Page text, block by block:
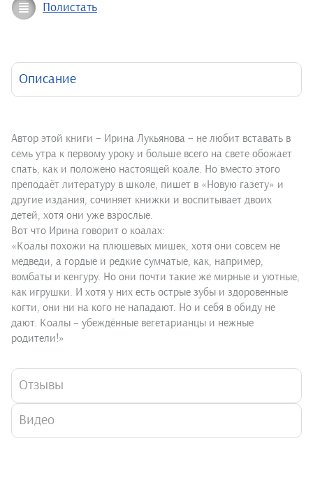
Полистать
Описание
Автор этой книги – Ирина Лукьянова – не любит вставать в
семь утра к первому уроку и больше всего на свете обожает
спать, как и положено настоящей коале. Но вместо этого
преподаёт литературу в школе, пишет в «Новую газету» и
другие издания, сочиняет книжки и воспитывает двоих
детей, хотя они уже взрослые.
Вот что Ирина говорит о коалах:
«Коалы похожи на плюшевых мишек, хотя они совсем не
медведи, а гордые и редкие сумчатые, как, например,
вомбаты и кенгуру. Но они почти такие же мирные и уютные,
как игрушки. И хотя у них есть острые зубы и здоровенные
когти, они ни на кого не нападают. Но и себя в обиду не
дают. Коалы – убеждённые вегетарианцы и нежные
родители!»
Отзывы
Видео